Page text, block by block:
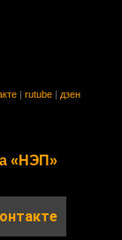
rutube дзен
«НЭП»